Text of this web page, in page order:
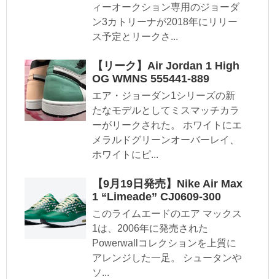
ィーオークション専用のジョーダ
ン3カトリーナが2018年にリリー
ス予定とリークさ...
【リーク】Air Jordan 1 High
OG WMNS 555441-889
エア・ジョーダン1シリーズの新
たなモデルとしてミスマッチカラ
ーがリークされた。 ホワイトにエ
メラルドグリーンオーバーレイ、
ホワイトにピ...
【9月19日発売】Nike Air Max
1 “Limeade” CJ0609-300
このライムエードのエア マックス
1は、2006年に発売された
Powerwallコレクションを上質に
アレンジした一足。 シュータンや
ソ...